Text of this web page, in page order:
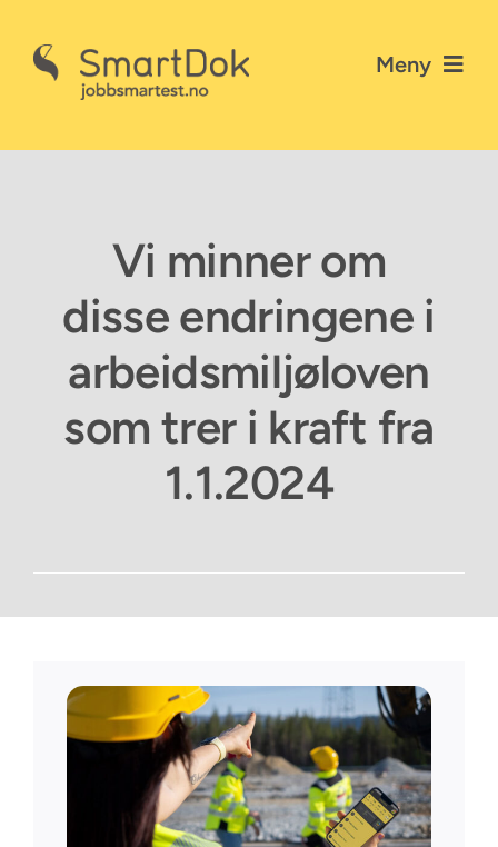
content
Meny
Personvernerklæring
Kontakt SmartDok
Vi minner om
disse endringene i
arbeidsmiljøloven
som trer i kraft fra
1.1.2024